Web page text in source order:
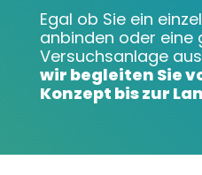
Egal ob Sie ein
anbinden oder eine
Versuchsanlage
wir begleiten Sie
Konzept bis zur